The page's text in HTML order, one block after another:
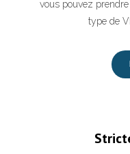
vous pouvez
type de